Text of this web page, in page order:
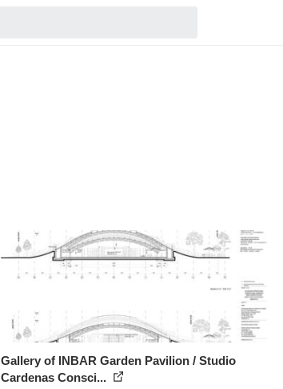
Gallery of INBAR Garden Pavilion / Studio
Cardenas Consci...